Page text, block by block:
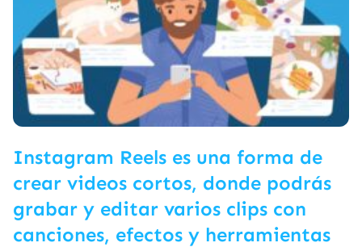
Instagram Reels es una forma de
crear videos cortos, donde podrás
grabar y editar varios clips con
canciones, efectos y herramientas